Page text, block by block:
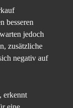
besseren
jedoch
zusätzliche
negativ auf
erkennt